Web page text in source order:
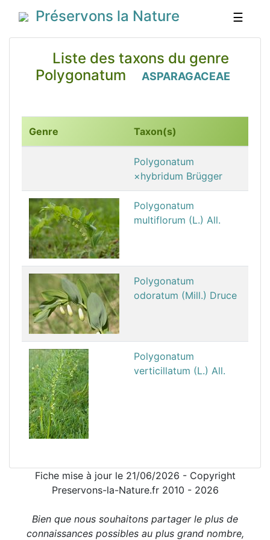
Préservons la Nature ☰
Liste des taxons du genre
Polygonatum
ASPARAGACEAE
Genre Taxon(s)
Polygonatum
×hybridum Brügger
Polygonatum
multiflorum (L.) All.
Polygonatum
odoratum (Mill.) Druce
Polygonatum
verticillatum (L.) All.
Fiche mise à jour le 21/06/2026 - Copyright
Preservons-la-Nature.fr 2010 - 2026
Bien que nous souhaitons partager le plus de
connaissances possibles au plus grand nombre,